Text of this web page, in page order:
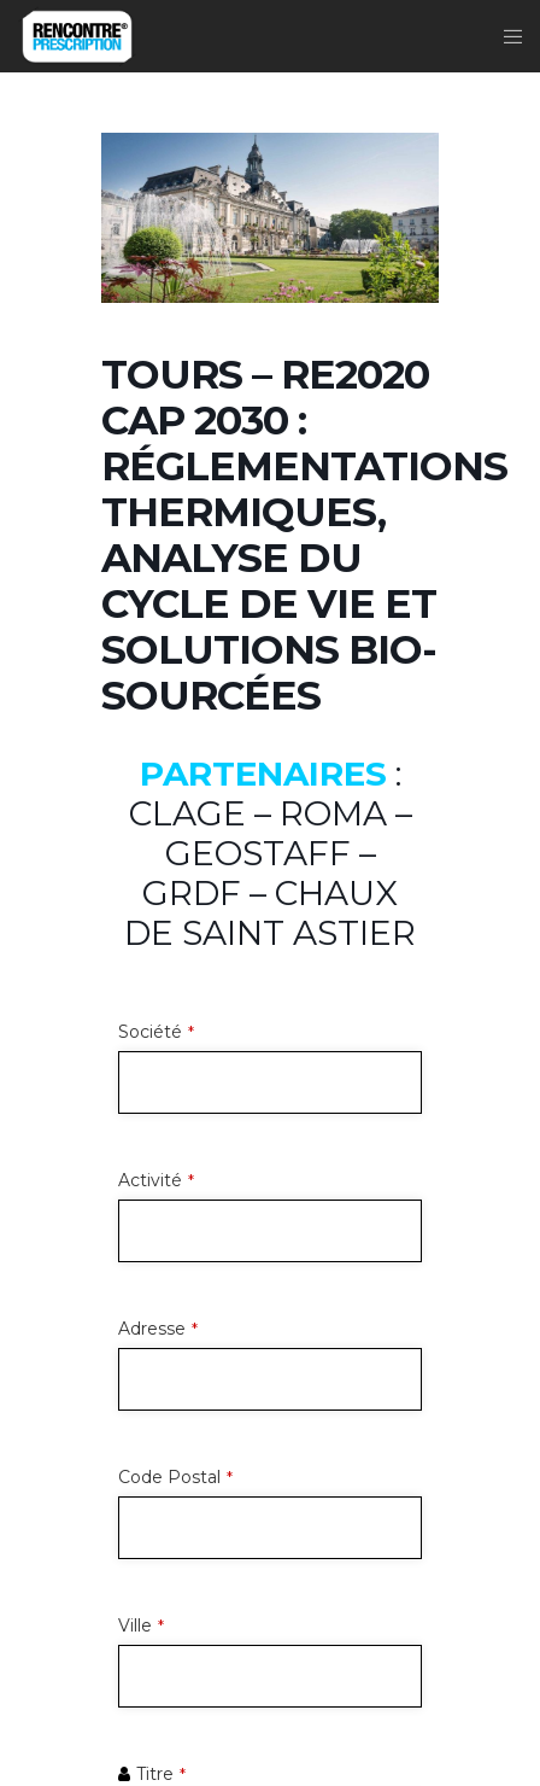
TOURS – RE2020
CAP 2030 :
RÉGLEMENTATIONS
THERMIQUES,
ANALYSE DU
CYCLE DE VIE ET
SOLUTIONS BIO-
SOURCÉES
PARTENAIRES :
CLAGE – ROMA –
GEOSTAFF –
GRDF – CHAUX
DE SAINT ASTIER
Société *
Activité *
Adresse *
Code Postal *
Ville *
Titre *